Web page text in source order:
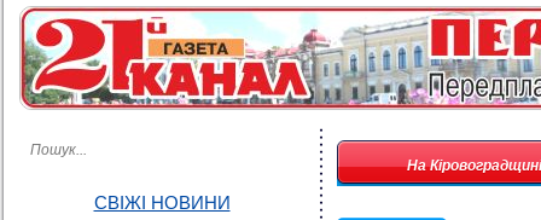
СВІЖІ НОВИНИ
На